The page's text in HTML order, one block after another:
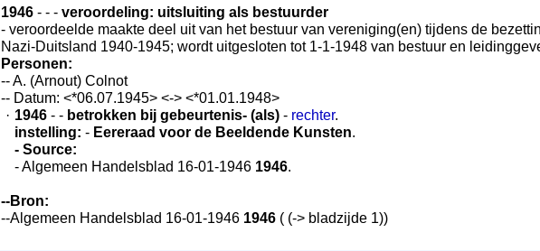
1946 - - - veroordeling: uitsluiting als bestuurder
- veroordeelde maakte deel uit van het bestuur van vereniging(en) tijdens de
Nazi-Duitsland 1940-1945; wordt uitgesloten tot 1-1-1948 van bestuur en
Personen:
-- A. (Arnout) Colnot
-- Datum: <*06.07.1945> <-> <*01.01.1948>
· 1946 - - betrokken bij gebeurtenis- (als) - rechter.
instelling: - Eereraad voor de Beeldende Kunsten.
- Source:
- Algemeen Handelsblad 16-01-1946 1946.
--Bron:
--Algemeen Handelsblad 16-01-1946 1946 ( (-> bladzijde 1))